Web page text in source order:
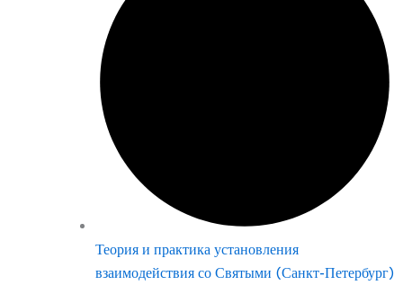
Теория и практика установления
взаимодействия со Святыми (Санкт-Петербург)